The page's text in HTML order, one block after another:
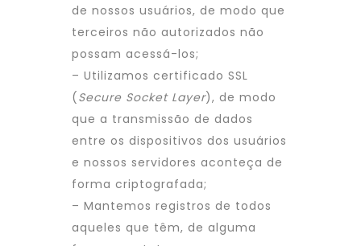
de nossos usuários, de modo que
terceiros não autorizados não
possam acessá-los;
– Utilizamos certificado SSL
( Secure Socket Layer), de modo
que a transmissão de dados
entre os dispositivos dos usuários
e nossos servidores aconteça de
forma criptografada;
– Mantemos registros de todos
aqueles que têm, de alguma